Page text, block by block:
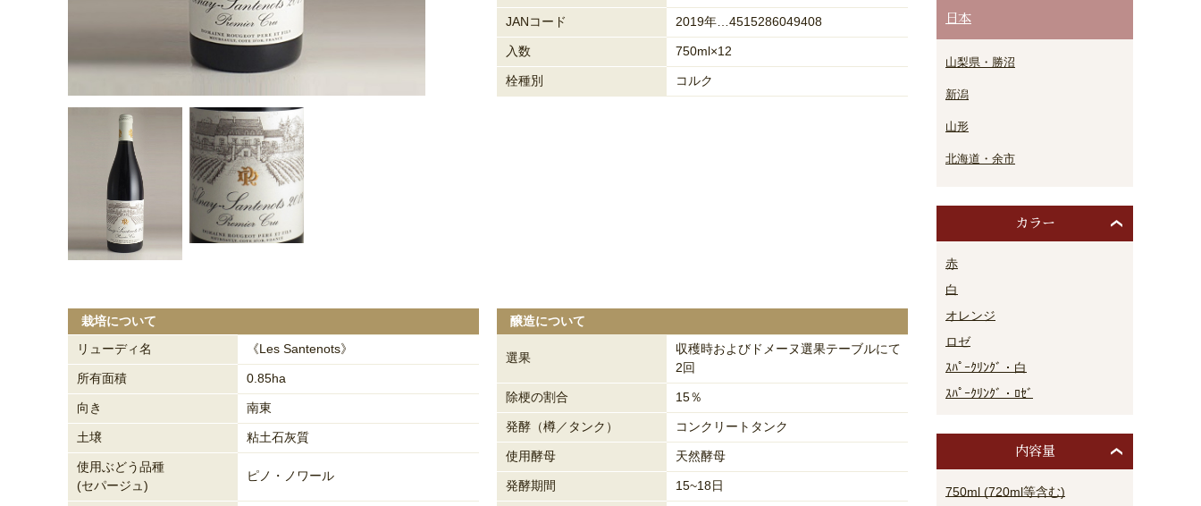
JANコード 2019年…4515286049408
入数 750ml×12
栓種別 コルク
栽培について
リューディ名
《Les Santenots》
所有面積 0.85ha
向き 南東
土壌 粘土石灰質
使用ぶどう品種
(セパージュ)
ピノ・ノワール
醸造について
選果
収穫時およびドメーヌ選果テーブルにて
2回
除梗の割合 15％
発酵（樽／タンク） コンクリートタンク
使用酵母 天然酵母
発酵期間 15~18日
日本
山梨県・勝沼
新潟
山形
北海道・余市
カラー
赤
白
オレンジ
ロゼ
ｽﾊﾟｰｸﾘﾝｸﾞ・白
ｽﾊﾟｰｸﾘﾝｸﾞ・ﾛｾﾞ
内容量
750ml (720ml等含む)